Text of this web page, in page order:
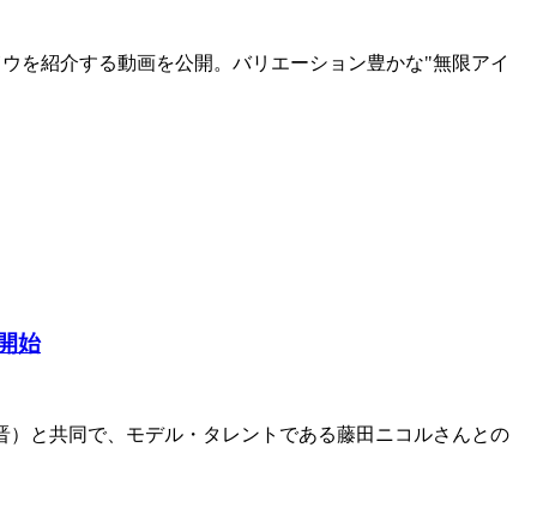
を紹介する動画を公開。バリエーション豊かな"無限アイ
始
と共同で、モデル・タレントである藤田ニコルさんとの